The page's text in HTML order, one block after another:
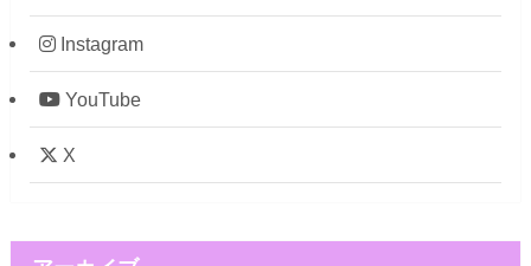
Instagram
YouTube
X